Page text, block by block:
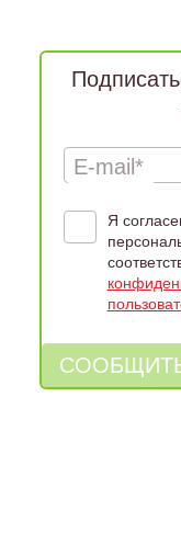
E-mail*
Я